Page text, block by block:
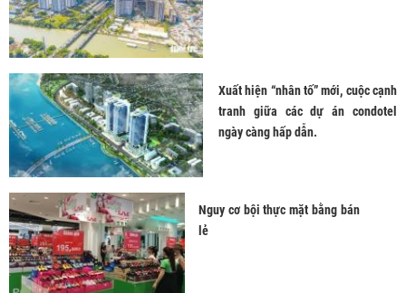
Xuất hiện “nhân tố” mới, cuộc cạnh
tranh giữa các dự án condotel
ngày càng hấp dẫn.
Nguy cơ bội thực mặt bằng bán
lẻ